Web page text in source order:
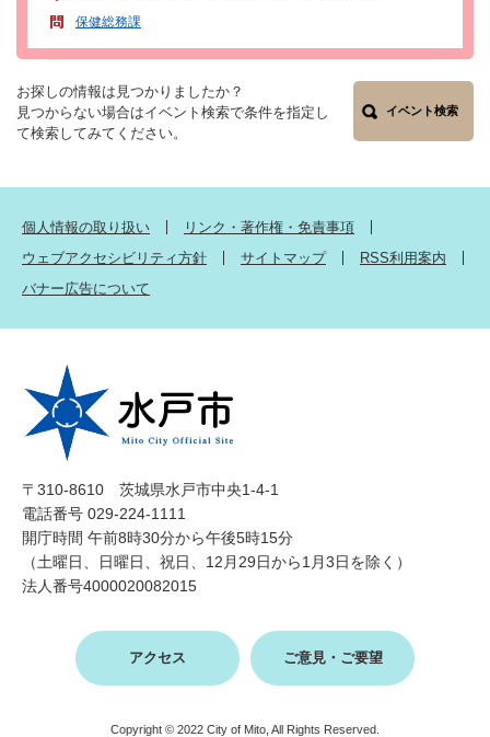
保健総務課
お探しの情報は見つかりましたか？
見つからない場合はイベント検索で条件を指定し
て検索してみてください。
イベント検索
個人情報の取り扱い
リンク・著作権・免責事項
ウェブアクセシビリティ方針
サイトマップ
RSS利用案内
バナー広告について
〒310-8610 茨城県水戸市中央1-4-1
電話番号 029-224-1111
開庁時間 午前8時30分から午後5時15分
（土曜日、日曜日、祝日、12月29日から1月3日を除く）
法人番号4000020082015
アクセス ご意見・ご要望
Copyright © 2022 City of Mito, All Rights Reserved.